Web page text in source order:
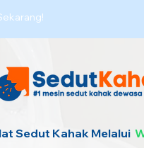
Sedut Kahak Melalui